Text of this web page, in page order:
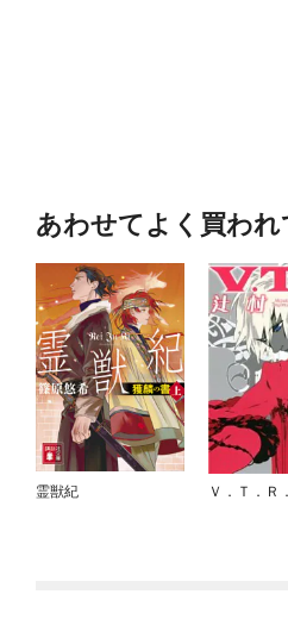
あわせてよく買わ
霊獣紀 Ｖ．Ｔ．Ｒ．